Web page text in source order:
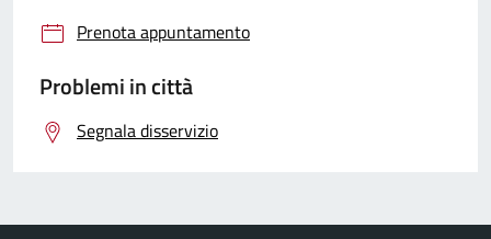
Prenota appuntamento
Problemi in città
Segnala disservizio